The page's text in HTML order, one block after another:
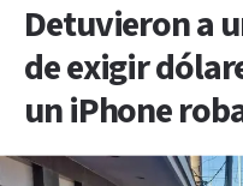
Detuvieron a
de exigir
un iPhone